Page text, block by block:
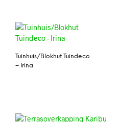
Tuinhuis/Blokhut Tuindeco
– Irina